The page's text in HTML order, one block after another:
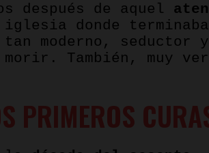
después de aquel
donde
tan moderno,
También, muy
PRIMEROS